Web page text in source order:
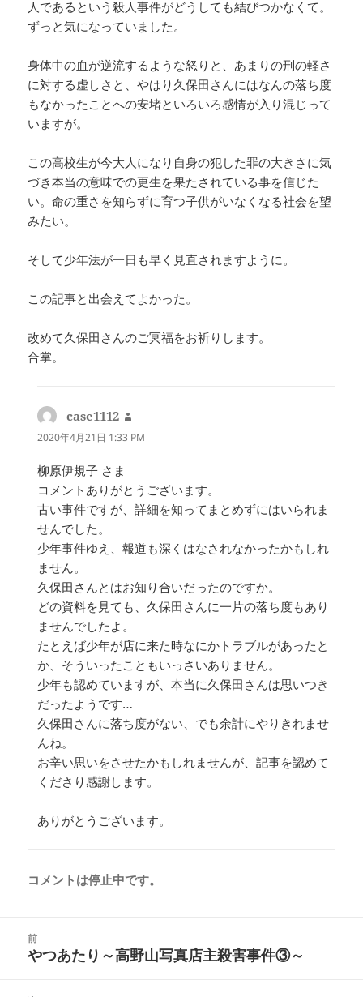
人であるという殺人事件がどうしても結びつかなくて。
ずっと気になっていました。
身体中の血が逆流するような怒りと、あまりの刑の軽さ
に対する虚しさと、やはり久保田さんにはなんの落ち度
もなかったことへの安堵といろいろ感情が入り混じって
いますが。
この高校生が今大人になり自身の犯した罪の大きさに気
づき本当の意味での更生を果たされている事を信じた
い。命の重さを知らずに育つ子供がいなくなる社会を望
みたい。
そして少年法が一日も早く見直されますように。
この記事と出会えてよかった。
改めて久保田さんのご冥福をお祈りします。
合掌。
case1112
り:
2020年4月21日 1:33 PM
柳原伊規子 さま
コメントありがとうございます。
古い事件ですが、詳細を知ってまとめずにはいられま
せんでした。
少年事件ゆえ、報道も深くはなされなかったかもしれ
ません。
久保田さんとはお知り合いだったのですか。
どの資料を見ても、久保田さんに一片の落ち度もあり
ませんでしたよ。
たとえば少年が店に来た時なにかトラブルがあったと
か、そういったこともいっさいありません。
少年も認めていますが、本当に久保田さんは思いつき
だったようです…
久保田さんに落ち度がない、でも余計にやりきれませ
んね。
お辛い思いをさせたかもしれませんが、記事を認めて
くださり感謝します。
ありがとうございます。
コメントは停止中です。
前
前
やつあたり～高野山写真店主殺害事件③～